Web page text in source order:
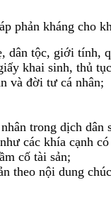
phản kháng cho
dân tộc, giới tính,
khai sinh, thủ
và đời tư cá nhân;
trong dịch dân
các khía cạnh
cố tài sản;
theo nội dung